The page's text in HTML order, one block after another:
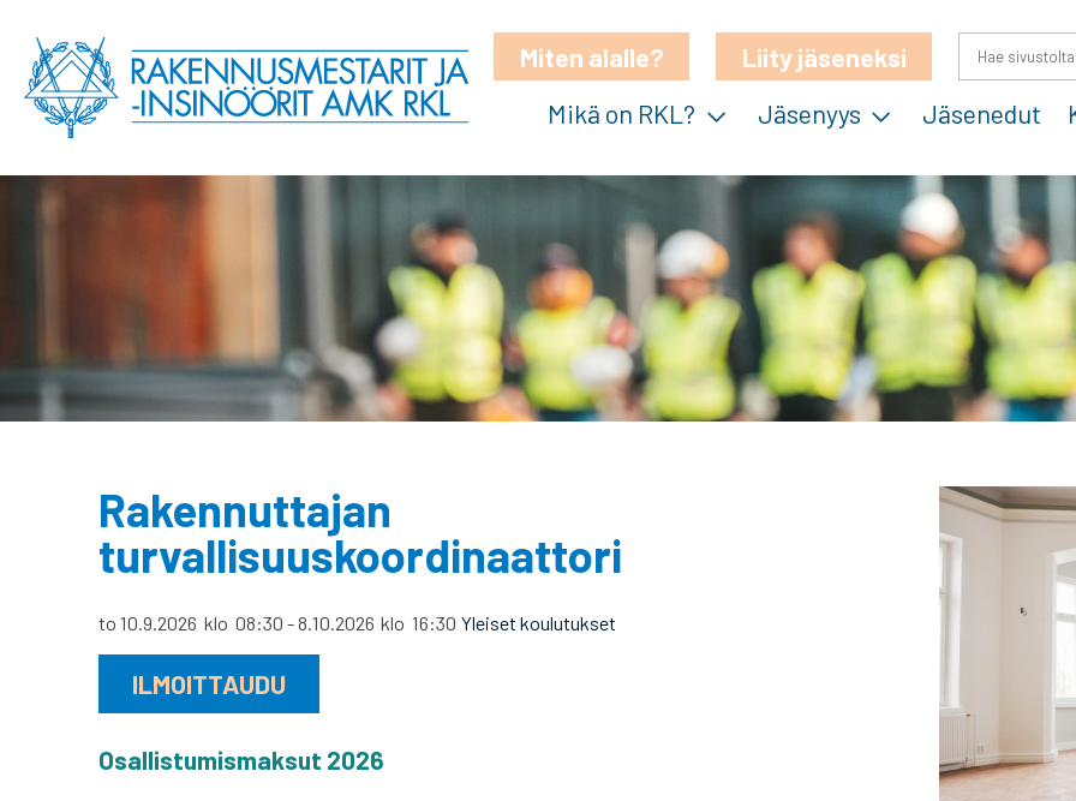
Miten alalle?
Liity jäseneksi
Mikä on RKL?
Jäsenyys Jäsenedut
Rakennuttajan
turvallisuuskoordinaattori
to 10.9.2026 klo 08:30 -8.10.2026 klo 16:30 Yleiset koulutukset
ILMOITTAUDU
Osallistumismaksut 2026